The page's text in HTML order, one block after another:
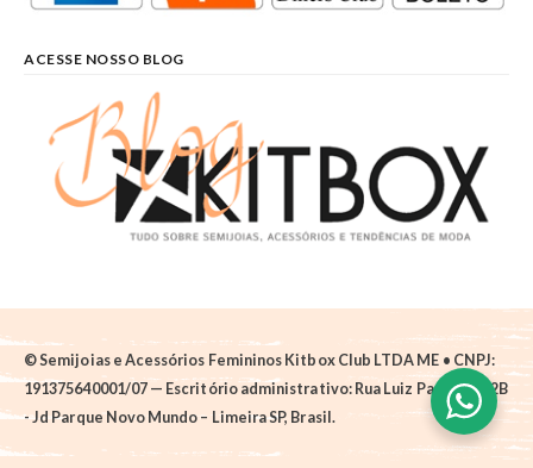
ACESSE NOSSO BLOG
© Semijoias e Acessórios Femininos Kitbox Club LTDA ME • CNPJ:
191375640001/07 — Escritório administrativo: Rua Luiz Pantano, 62B
- Jd Parque Novo Mundo – Limeira SP, Brasil.